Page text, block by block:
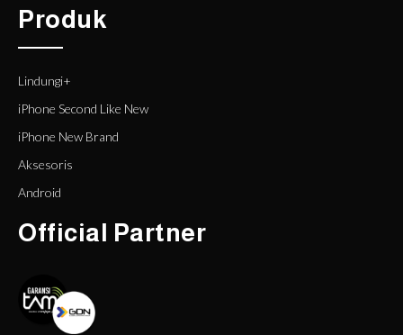
Produk
Lindungi+
iPhone Second Like New
iPhone New Brand
Aksesoris
Android
Official Partner